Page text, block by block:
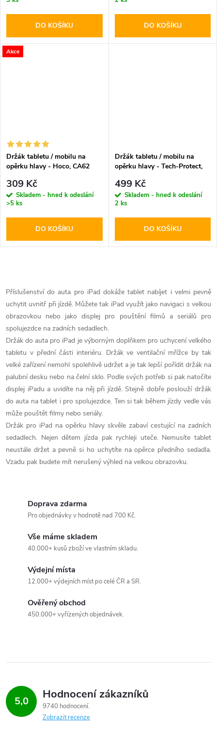
DO KOŠÍKU DO KOŠÍKU
Akce
Držák tabletu / mobilu na
opěrku hlavy - Hoco, CA62
309 Kč
Skladem - hned k odeslání
>5 ks
DO KOŠÍKU
Držák tabletu / mobilu na
opěrku hlavy - Tech-Protect,
499 Kč
Skladem - hned k odeslání
2 ks
DO KOŠÍKU
v
l
á
d
a
c
í
p
r
v
Příslušenství do auta pro iPad dokáže tablet nabíjet i velmi pevně
uchytit uvnitř při jízdě. Můžete tak iPad využít jako navigaci s velkou
obrazovkou nebo jako displej pro pouštění filmů a seriálů pro
spolujezdce na zadních sedadlech.
Držák do auta pro iPad je výborným doplňkem pro uchycení velkého
tabletu v přední části interiéru. Držák ve ventilační mřížce by tak
velké zařízení nemohl spolehlivě udržet a je tak lepší pořídit držák na
palubní desku nebo na čelní sklo. Podle svých potřeb si pak natočíte
displej iPadu a uvidíte na něj při jízdě. Stejně dobře poslouží držák
do auta na tablet i pro spolujezdce. Ten si tak během jízdy vedle vás
může pouštět filmy nebo seriály.
Držák pro iPad na opěrku hlavy skvěle zabaví cestující na zadních
sedadlech. Nejen dětem jízda pak rychleji uteče. Nemusíte tablet
neustále držet a pevně si ho uchytíte na opěrce předního sedadla.
Vzadu pak budete mít nerušený výhled na velkou obrazovku.
Doprava zdarma
Pro objednávky v hodnotě nad 700 Kč.
Vše máme skladem
40.000+ kusů zboží ve vlastním skladu.
Výdejní místa
12.000+ výdejních míst po celé ČR a SR.
Ověřený obchod
450.000+ vyřízených objednávek.
5,0 Hodnocení zákazníků
9740 hodnocení
Zobrazit recenze